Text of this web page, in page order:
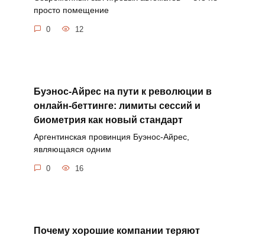
просто помещение
0 12
Буэнос-Айрес на пути к революции в
онлайн-беттинге: лимиты сессий и
биометрия как новый стандарт
Аргентинская провинция Буэнос-Айрес,
являющаяся одним
0 16
Почему хорошие компании теряют